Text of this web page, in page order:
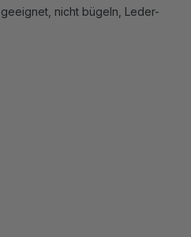
nicht bügeln, Leder-